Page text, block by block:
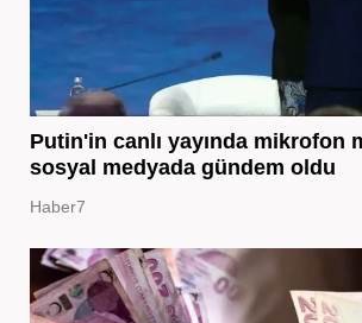
Putin'in canlı yayında mikrofon
sosyal medyada gündem oldu
Haber7